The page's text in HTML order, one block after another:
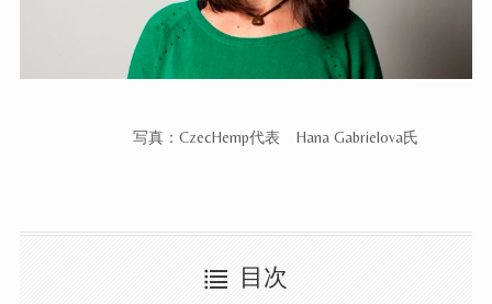
写真：CzecHemp代表 Hana Gabrielova氏
目次